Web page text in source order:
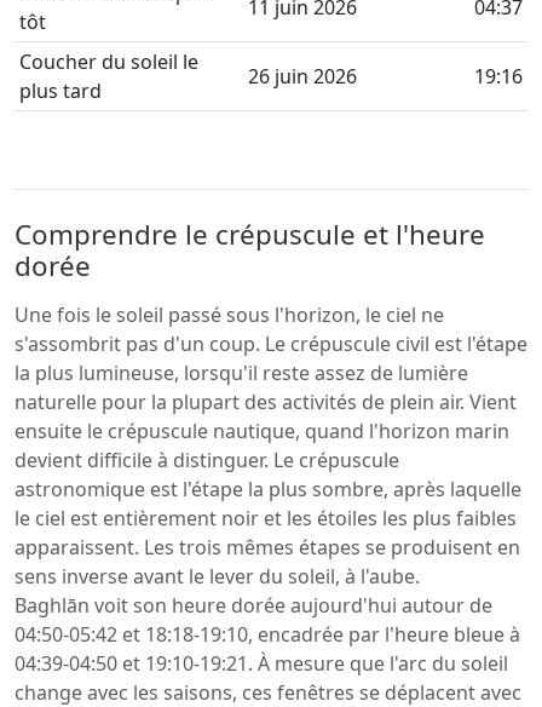
tôt
11 juin 2026 04:37
Coucher du soleil le
plus tard
26 juin 2026 19:16
Comprendre le crépuscule et l'heure
dorée
Une fois le soleil passé sous l'horizon, le ciel ne
s'assombrit pas d'un coup. Le crépuscule civil est l'étape
la plus lumineuse, lorsqu'il reste assez de lumière
naturelle pour la plupart des activités de plein air. Vient
ensuite le crépuscule nautique, quand l'horizon marin
devient difficile à distinguer. Le crépuscule
astronomique est l'étape la plus sombre, après laquelle
le ciel est entièrement noir et les étoiles les plus faibles
apparaissent. Les trois mêmes étapes se produisent en
sens inverse avant le lever du soleil, à l'aube.
Baghlān voit son heure dorée aujourd'hui autour de
04:50-05:42 et 18:18-19:10, encadrée par l'heure bleue à
04:39-04:50 et 19:10-19:21. À mesure que l'arc du soleil
change avec les saisons, ces fenêtres se déplacent avec